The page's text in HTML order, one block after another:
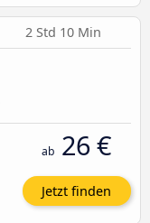
2 Std 10 Min
ab 26 €
Jetzt finden